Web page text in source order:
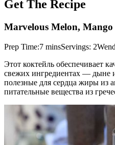
Get The Recipe
Marvelous Melon,
Prep Time:7 minsServings:
Этот коктейль обеспечивает
свежих ингредиентах — дыне
полезные для сердца жиры из
питательные вещества из